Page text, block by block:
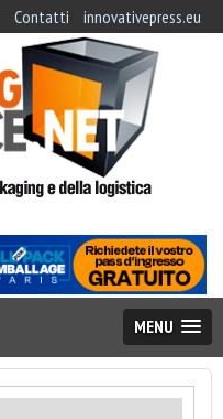
Contatti innovativepress.eu
MENU